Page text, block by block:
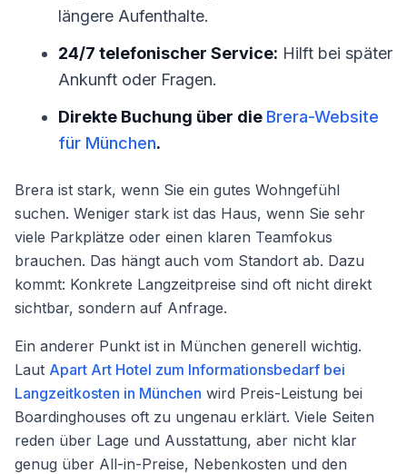
längere Aufenthalte.
24/7 telefonischer Service: Hilft bei später
Ankunft oder Fragen.
Direkte Buchung über die Brera-Website
für München.
Brera ist stark, wenn Sie ein gutes Wohngefühl
suchen. Weniger stark ist das Haus, wenn Sie sehr
viele Parkplätze oder einen klaren Teamfokus
brauchen. Das hängt auch vom Standort ab. Dazu
kommt: Konkrete Langzeitpreise sind oft nicht direkt
sichtbar, sondern auf Anfrage.
Ein anderer Punkt ist in München generell wichtig.
Laut Apart Art Hotel zum Informationsbedarf bei
Langzeitkosten in München wird Preis-Leistung bei
Boardinghouses oft zu ungenau erklärt. Viele Seiten
reden über Lage und Ausstattung, aber nicht klar
genug über All-in-Preise, Nebenkosten und den